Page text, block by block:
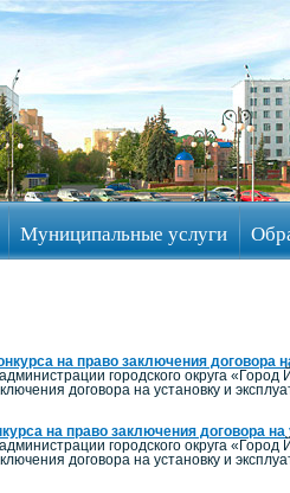
Муниципальные услуги
на право заключения договора
городского округа
договора на установку и
на право заключения договора
городского округа «Город
договора на установку и